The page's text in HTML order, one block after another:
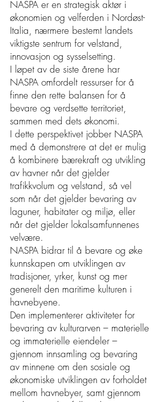
NASPA er en strategisk aktør i
økonomien og velferden i Nordøst-
Italia, nærmere bestemt landets
viktigste sentrum for velstand,
innovasjon og sysselsetting.
I løpet av de siste årene har
NASPA omfordelt ressurser for å
finne den rette balansen for å
bevare og verdsette territoriet,
sammen med dets økonomi.
I dette perspektivet jobber NASPA
med å demonstrere at det er mulig
å kombinere bærekraft og utvikling
av havner når det gjelder
trafikkvolum og velstand, så vel
som når det gjelder bevaring av
laguner, habitater og miljø, eller
når det gjelder lokalsamfunnenes
velvære.
NASPA bidrar til å bevare og øke
kunnskapen om utviklingen av
tradisjoner, yrker, kunst og mer
generelt den maritime kulturen i
havnebyene.
Den implementerer aktiviteter for
bevaring av kulturarven – materielle
og immaterielle eiendeler –
gjennom innsamling og bevaring
av minnene om den sosiale og
økonomiske utviklingen av forholdet
mellom havnebyer, samt gjennom